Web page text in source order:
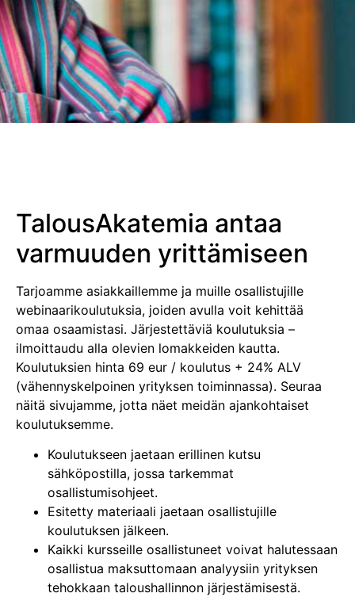
TalousAkatemia antaa
varmuuden yrittämiseen
Tarjoamme asiakkaillemme ja muille osallistujille
webinaarikoulutuksia, joiden avulla voit kehittää
omaa osaamistasi. Järjestettäviä koulutuksia –
ilmoittaudu alla olevien lomakkeiden kautta.
Koulutuksien hinta 69 eur / koulutus + 24% ALV
(vähennyskelpoinen yrityksen toiminnassa). Seuraa
näitä sivujamme, jotta näet meidän ajankohtaiset
koulutuksemme.
Koulutukseen jaetaan erillinen kutsu
sähköpostilla, jossa tarkemmat
osallistumisohjeet.
Esitetty materiaali jaetaan osallistujille
koulutuksen jälkeen.
Kaikki kursseille osallistuneet voivat halutessaan
osallistua maksuttomaan analyysiin yrityksen
tehokkaan taloushallinnon järjestämisestä.